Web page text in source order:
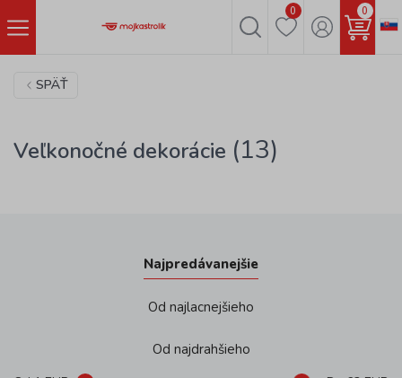
0 0
SPÄŤ
Veľkonočné dekorácie (13)
Najpredávanejšie
Od najlacnejšieho
Od najdrahšieho